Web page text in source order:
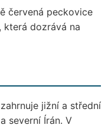
červená peckovice
dozrává na
jižní a střední
severní Írán. V